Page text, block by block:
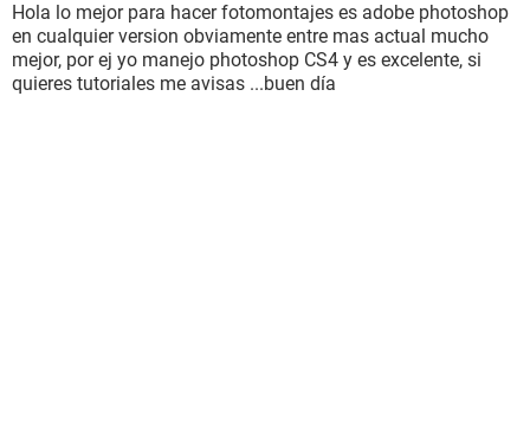
Hola lo mejor para hacer fotomontajes es adobe photoshop
en cualquier version obviamente entre mas actual mucho
mejor, por ej yo manejo photoshop CS4 y es excelente, si
quieres tutoriales me avisas ...buen día